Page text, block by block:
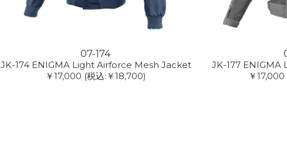
07-174
JK-174 ENIGMA Light Airforce Mesh Jacket
￥17,000 (税込:￥18,700)
JK-177
￥17,000